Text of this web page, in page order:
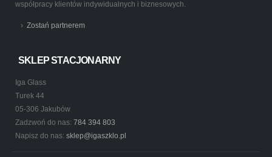
współpracy klientów indywidualnych i biznesowych.
Zostań partnerem
SKLEP STACJONARNY
Iga Glass
Turek 44
05-306 Jakubów
Zadzwoń do nas: 784 394 803
Napisz do nas: sklep@igaszklo.pl